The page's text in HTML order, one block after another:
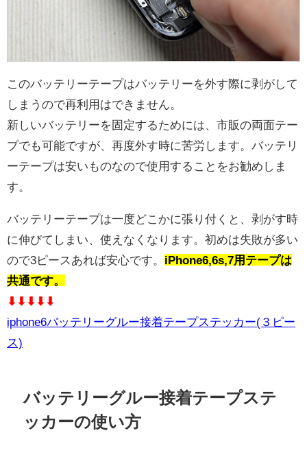
このバッテリーテープはバッテリーを外す際に剥がして
しまうので再利用はできません。
新しいバッテリーを固定するためには、市販の両面テー
プでも可能ですが、再度外す時に苦労します。バッテリ
ーテープは安いものなので使用することをお勧めしま
す。
バッテリーテープは一度どこかに張り付くと、剥がす時
に伸びてしまい、使えなくなります。初めは失敗が多い
ので3ピースあれば安心です。 iPhone6,6s,7用テープは
共通です。
⬇︎⬇︎⬇︎⬇︎⬇︎
iphone6バッテリーグルー接着テープステッカー(３ピー
ス)
バッテリーグルー接着テープステ
ッカーの使い方